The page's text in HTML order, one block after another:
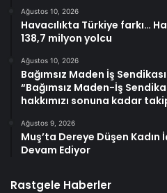
Ağustos 10, 2026
Havacılıkta Türkiye farkı…
138,7 milyon yolcu
Ağustos 10, 2026
Bağımsız Maden İş
“Bağımsız Maden-İş
hakkımızı sonuna kadar
Ağustos 9, 2026
Muş’ta Dereye Düşen Kadın
Devam Ediyor
Rastgele Haberler